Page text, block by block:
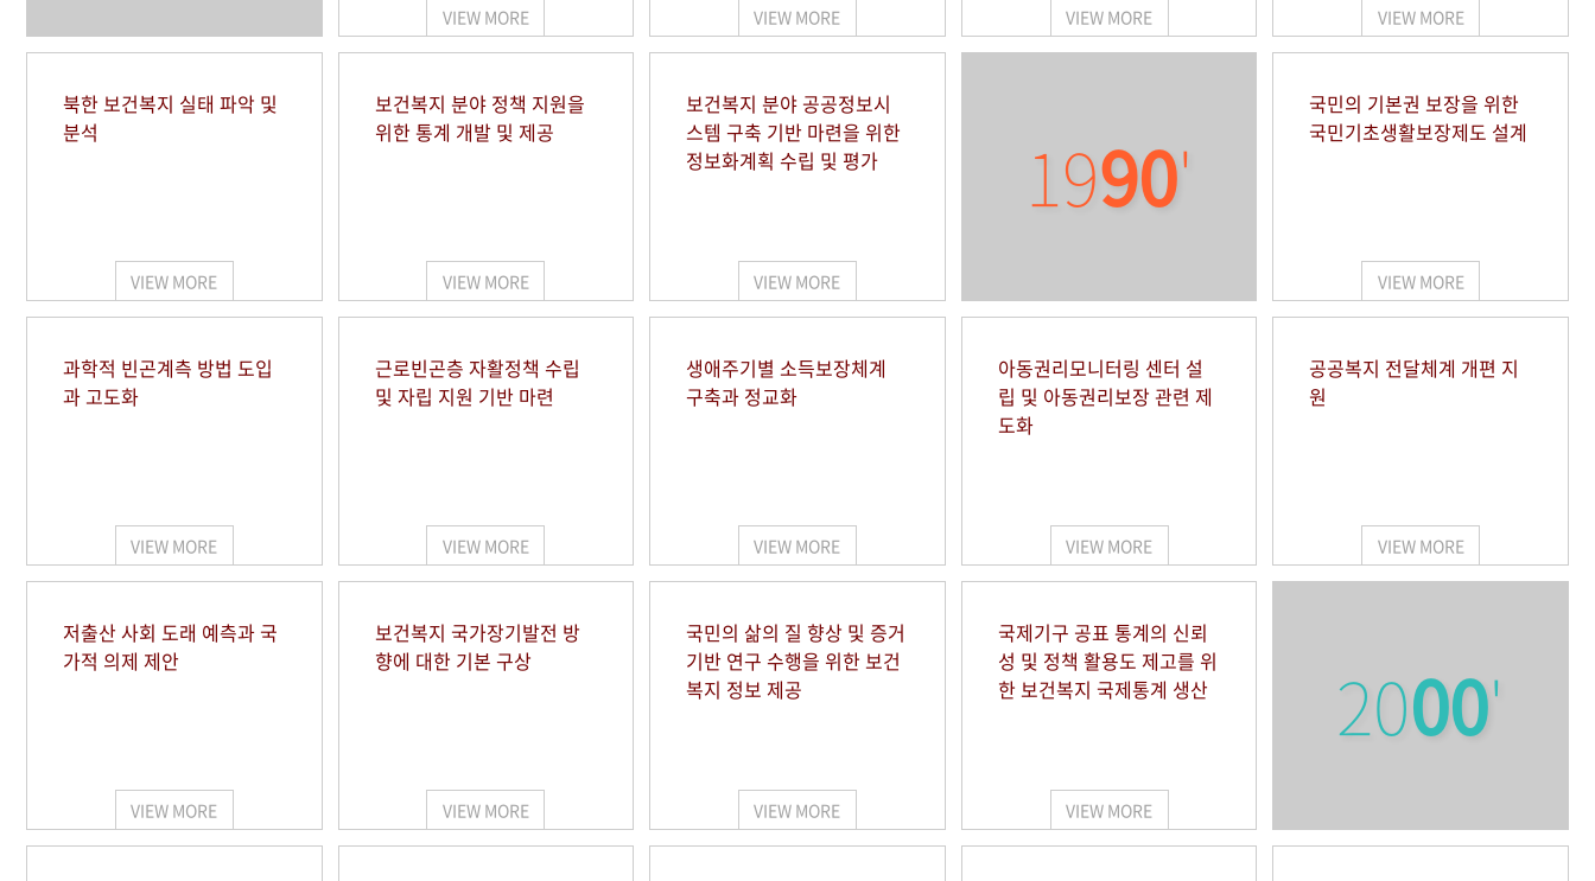
VIEW MORE VIEW MORE VIEW MORE VIEW MORE
북한 보건복지 실태 파악 및
분석
VIEW MORE
보건복지 분야 정책 지원을
위한 통계 개발 및 제공
VIEW MORE
보건복지 분야 공공정보시
스템 구축 기반 마련을 위한
정보화계획 수립 및 평가
VIEW MORE
1990'
국민의 기본권 보장을 위한
국민기초생활보장제도 설계
VIEW MORE
과학적 빈곤계측 방법 도입
과 고도화
VIEW MORE
근로빈곤층 자활정책 수립
및 자립 지원 기반 마련
VIEW MORE
생애주기별 소득보장체계
구축과 정교화
VIEW MORE
아동권리모니터링 센터 설
립 및 아동권리보장 관련 제
도화
VIEW MORE
공공복지 전달체계 개편 지
원
VIEW MORE
저출산 사회 도래 예측과 국
가적 의제 제안
VIEW MORE
보건복지 국가장기발전 방
향에 대한 기본 구상
VIEW MORE
국민의 삶의 질 향상 및 증거
기반 연구 수행을 위한 보건
복지 정보 제공
VIEW MORE
국제기구 공표 통계의 신뢰
성 및 정책 활용도 제고를 위
한 보건복지 국제통계 생산
VIEW MORE
2000'